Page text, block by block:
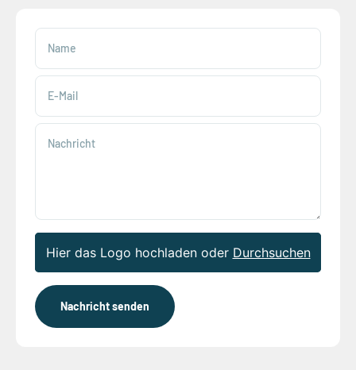
Name
E-Mail
Nachricht
Hier das Logo hochladen oder Durchsuchen
Nachricht senden